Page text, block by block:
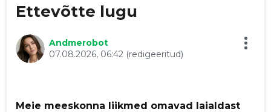
Ettevõtte lugu
Andmerobot
07.08.2026, 06:42(redigeeritud)
Meie meeskonna liikmed omavad laialdast